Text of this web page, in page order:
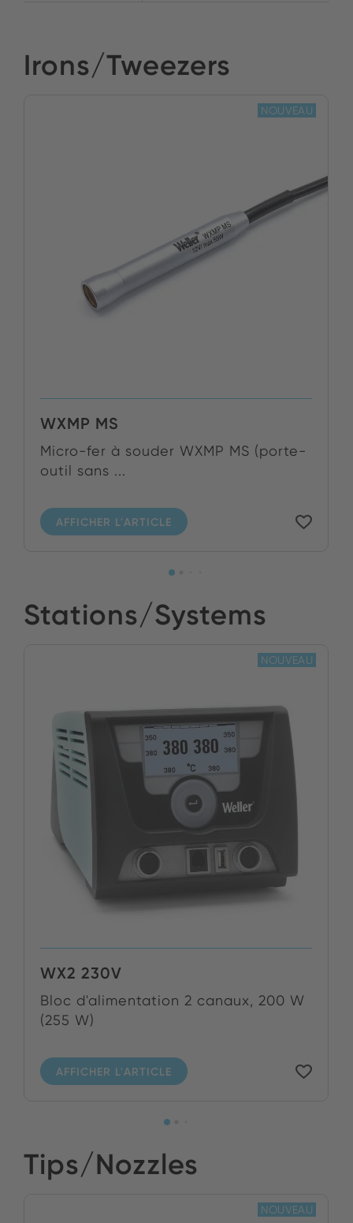
Irons/Tweezers
WXMP MS
Micro-fer à souder WXMP MS (porte-
outil sans ...
AFFICHER L'ARTICLE
NOUVEAU
Stations/Systems
WX2 230V
Bloc d'alimentation 2 canaux, 200 W
(255 W)
AFFICHER L'ARTICLE
NOUVEAU
Tips/Nozzles
NOUVEAU